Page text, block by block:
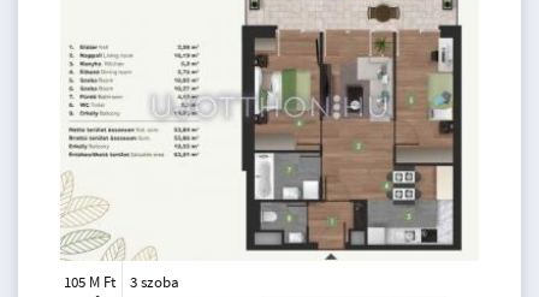
105 M Ft
3 szoba